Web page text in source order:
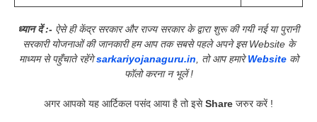
ध्यान दें :- ऐसे ही केंद्र सरकार और राज्य सरकार के द्वारा शुरू की गयी नई या पुरानी
सरकारी योजनाओं की जानकारी हम आप तक सबसे पहले अपने इस Website के
माध्यम से पहुँचाते रहेंगेsarkariyojanaguru.in , तो आप हमारेWebsiteको
फॉलो करना न भूलें !
अगर आपको यह आर्टिकल पसंद आया है तो इसेShare जरुर करें !